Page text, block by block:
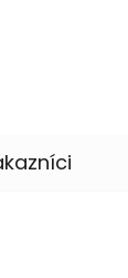
5 z 5